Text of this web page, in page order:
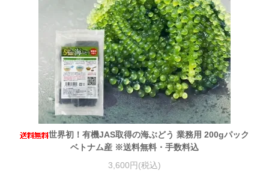
世界初！有機JAS取得の海ぶどう 業務用 200gパック
ベトナム産 ※送料無料・手数料込
3,600円(税込)